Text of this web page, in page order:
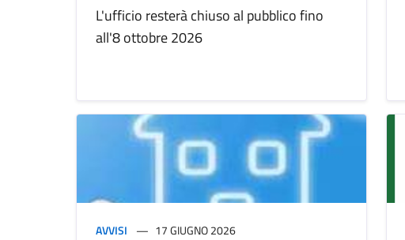
L'ufficio resterà chiuso al pubblico fino
all'8 ottobre 2026
AVVISI 17 GIUGNO 2026